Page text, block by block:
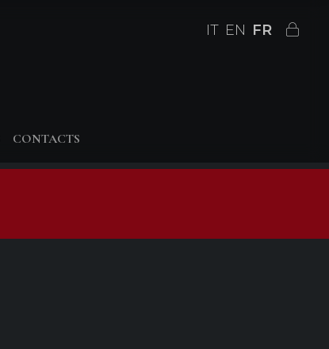
IT EN FR
CONTACTS